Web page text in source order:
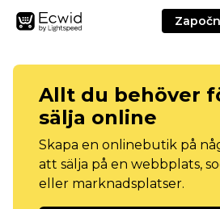
Allt du behöver
sälja online
Skapa en onlinebutik på
att sälja på en webbplats,
eller marknadsplatser.